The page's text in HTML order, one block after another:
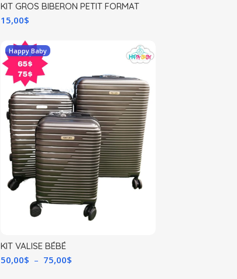
KIT GROS BIBERON PETIT FORMAT
15,00$
Happy Baby
KIT VALISE BÉBÉ
50,00$ – 75,00$